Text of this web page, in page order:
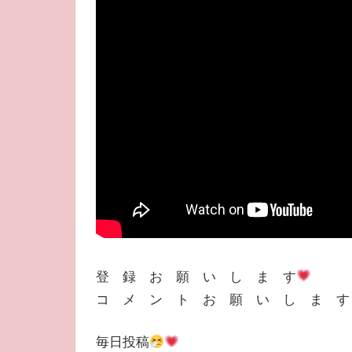
登 録 お 願 い し ま す
コ メ ン ト お 願 い し ま
毎日投稿